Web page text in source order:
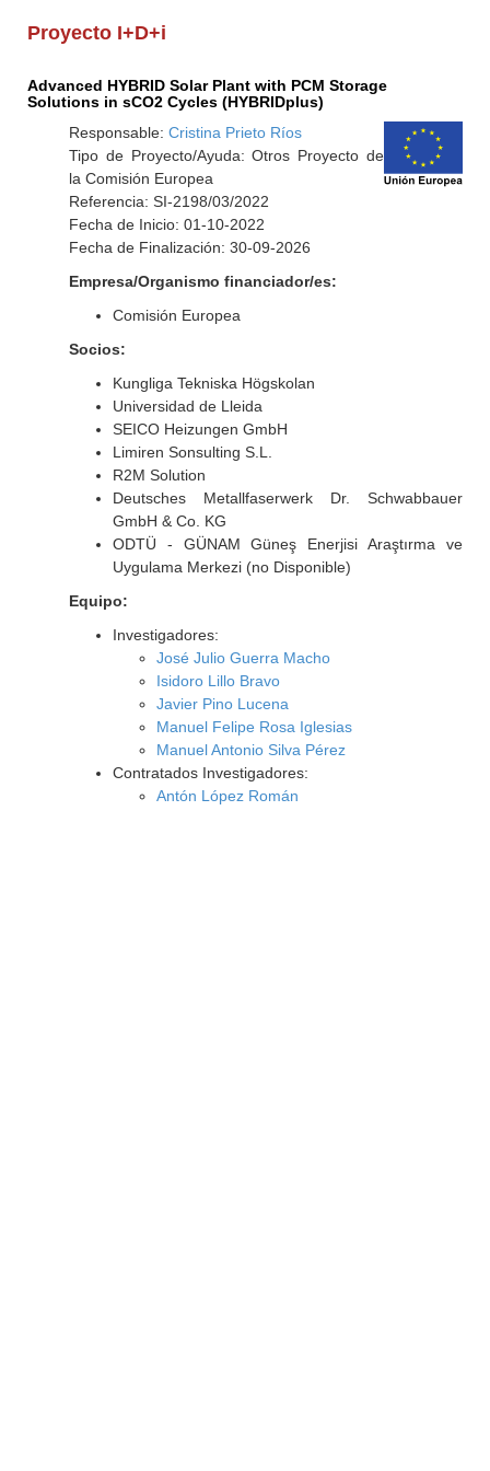
Proyecto I+D+i
Advanced HYBRID Solar Plant with PCM Storage
Solutions in sCO2 Cycles (HYBRIDplus)
Responsable: Cristina Prieto Ríos
Tipo de Proyecto/Ayuda: Otros Proyecto de
la Comisión Europea
Referencia: SI-2198/03/2022
Fecha de Inicio: 01-10-2022
Fecha de Finalización: 30-09-2026
Empresa/Organismo financiador/es:
Comisión Europea
Socios:
Kungliga Tekniska Högskolan
Universidad de Lleida
SEICO Heizungen GmbH
Limiren Sonsulting S.L.
R2M Solution
Deutsches Metallfaserwerk Dr. Schwabbauer
GmbH & Co. KG
ODTÜ - GÜNAM Güneş Enerjisi Araştırma ve
Uygulama Merkezi (no Disponible)
Equipo:
Investigadores:
José Julio Guerra Macho
Isidoro Lillo Bravo
Javier Pino Lucena
Manuel Felipe Rosa Iglesias
Manuel Antonio Silva Pérez
Contratados Investigadores:
Antón López Román